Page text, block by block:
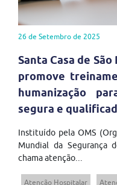
26 de Setembro de 2025
Santa Casa de
promove
humanização
segura e
Instituído pela OMS
Mundial da Segurança
chama atenção...
Atenção Hospitalar